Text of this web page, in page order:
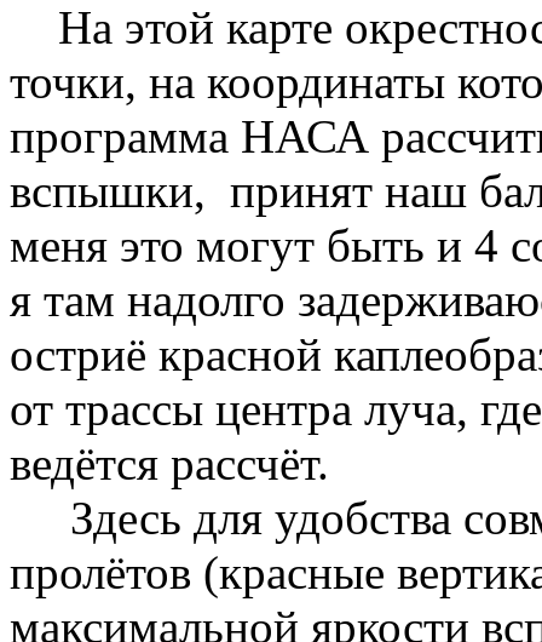
На этой карте
точки, на координаты
программа НАСА
вспышки, принят наш
меня это могут быть и 4
я там надолго
остриё красной
от трассы центра луча,
ведётся рассчёт.
Здесь для удобства
пролётов (красные
максимальной яркости